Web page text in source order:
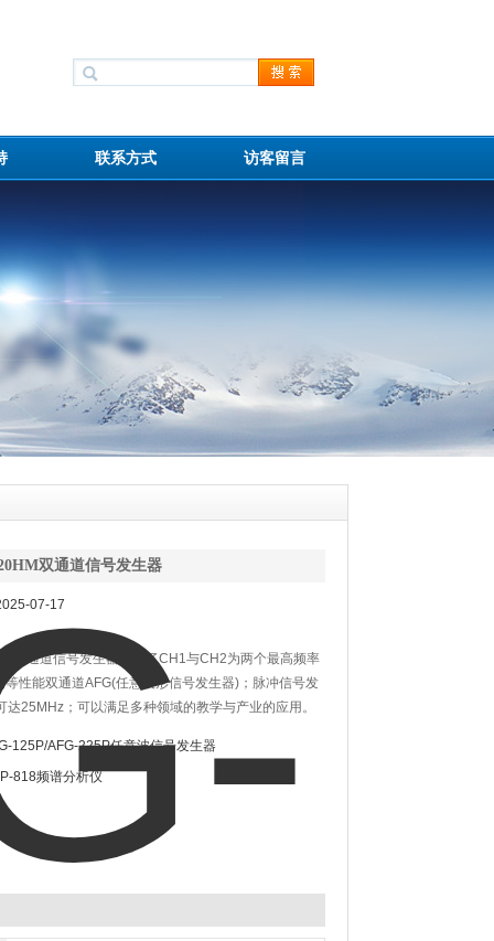
联系方式 访客留言
双通道信号发生器
07-17
双通道信号发生器包括了CH1与CH2为两个最高频率
等性能双通道AFG(任意波形信号发生器)；脉冲信号发
达25MHz；可以满足多种领域的教学与产业的应用。
125P/AFG-225P任意波信号发生器
818频谱分析仪